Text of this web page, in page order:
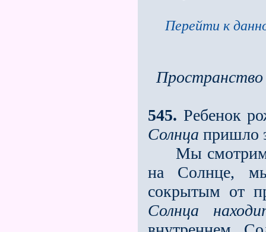
Перейти к
Пространство
545. Ребенок
Солнца пришло
Мы смотрим
на Солнце,
сокрытым от
Солнца